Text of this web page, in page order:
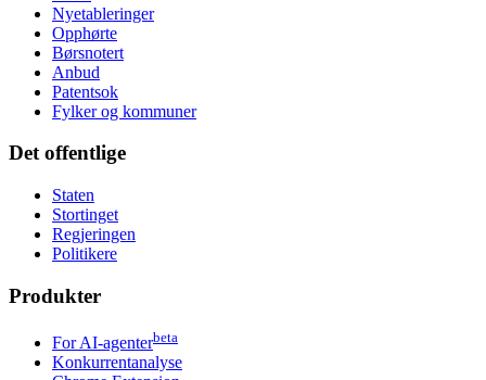
Nyetableringer
Opphørte
Børsnotert
Anbud
Patentsok
Fylker og kommuner
Det offentlige
Staten
Stortinget
Regjeringen
Politikere
Produkter
For AI-agenterbeta
Konkurrentanalyse